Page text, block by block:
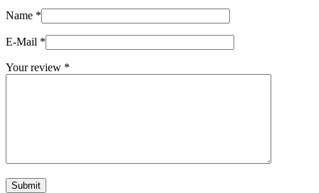
Name *
E-Mail *
Your review *
Submit